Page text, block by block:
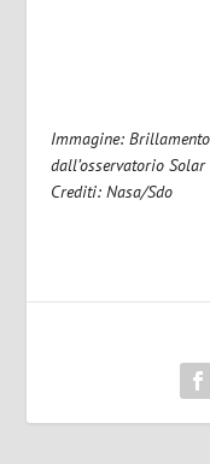
Immagine:
dall’osservatorio
Crediti: Nasa/Sdo